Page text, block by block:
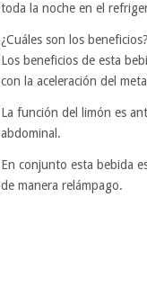
toda la noche en el
¿Cuáles son los beneficios?
Los beneficios de esta
con la aceleración del
La función del limón es
abdominal.
En conjunto esta bebida
de manera relámpago.